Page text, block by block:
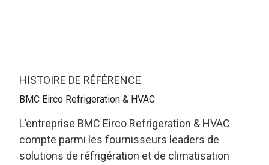
HISTOIRE DE RÉFÉRENCE
BMC Eirco Refrigeration & HVAC
L’entreprise BMC Eirco Refrigeration & HVAC
compte parmi les fournisseurs leaders de
solutions de réfrigération et de climatisation